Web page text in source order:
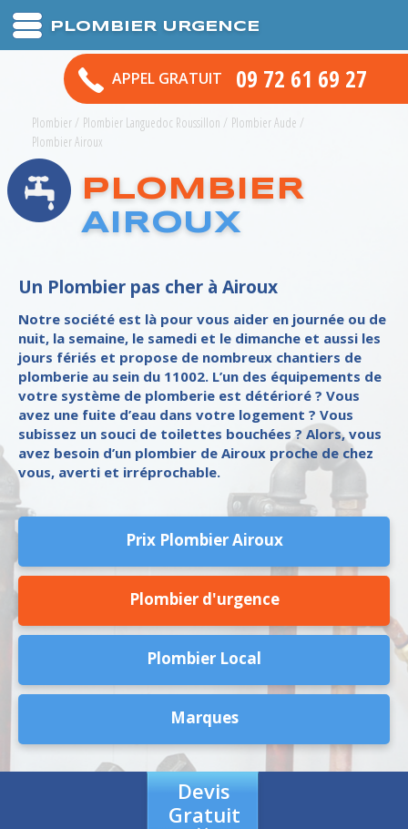
PLOMBIER URGENCE
APPEL GRATUIT 09 72 61 69 27
Plombier/ Plombier Languedoc Roussillon / Plombier Aude /
Plombier Airoux
PLOMBIER
AIROUX
Un Plombier pas cher à Airoux
Notre société est là pour vous aider en journée ou de
nuit, la semaine, le samedi et le dimanche et aussi les
jours fériés et propose de nombreux chantiers de
plomberie au sein du 11002. L’un des équipements de
votre système de plomberie est détérioré ? Vous
avez une fuite d’eau dans votre logement ? Vous
subissez un souci de toilettes bouchées ? Alors, vous
avez besoin d’un plombier de Airoux proche de chez
vous, averti et irréprochable.
Prix Plombier Airoux
Plombier d'urgence
Plombier Local
Marques
Devis
Gratuit